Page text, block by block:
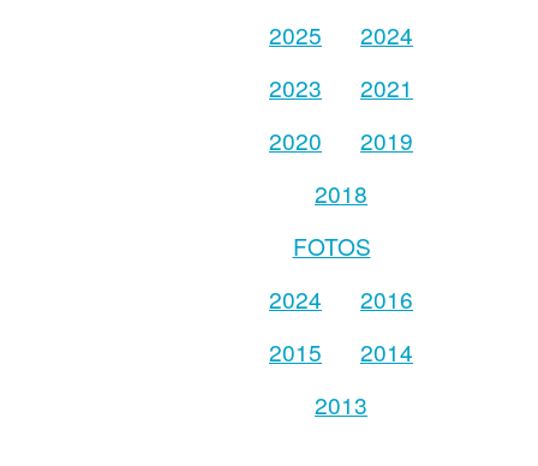
2025
2024
2023
2021
2020
2019
2018
FOTOS
2024
2016
2015
2014
2013